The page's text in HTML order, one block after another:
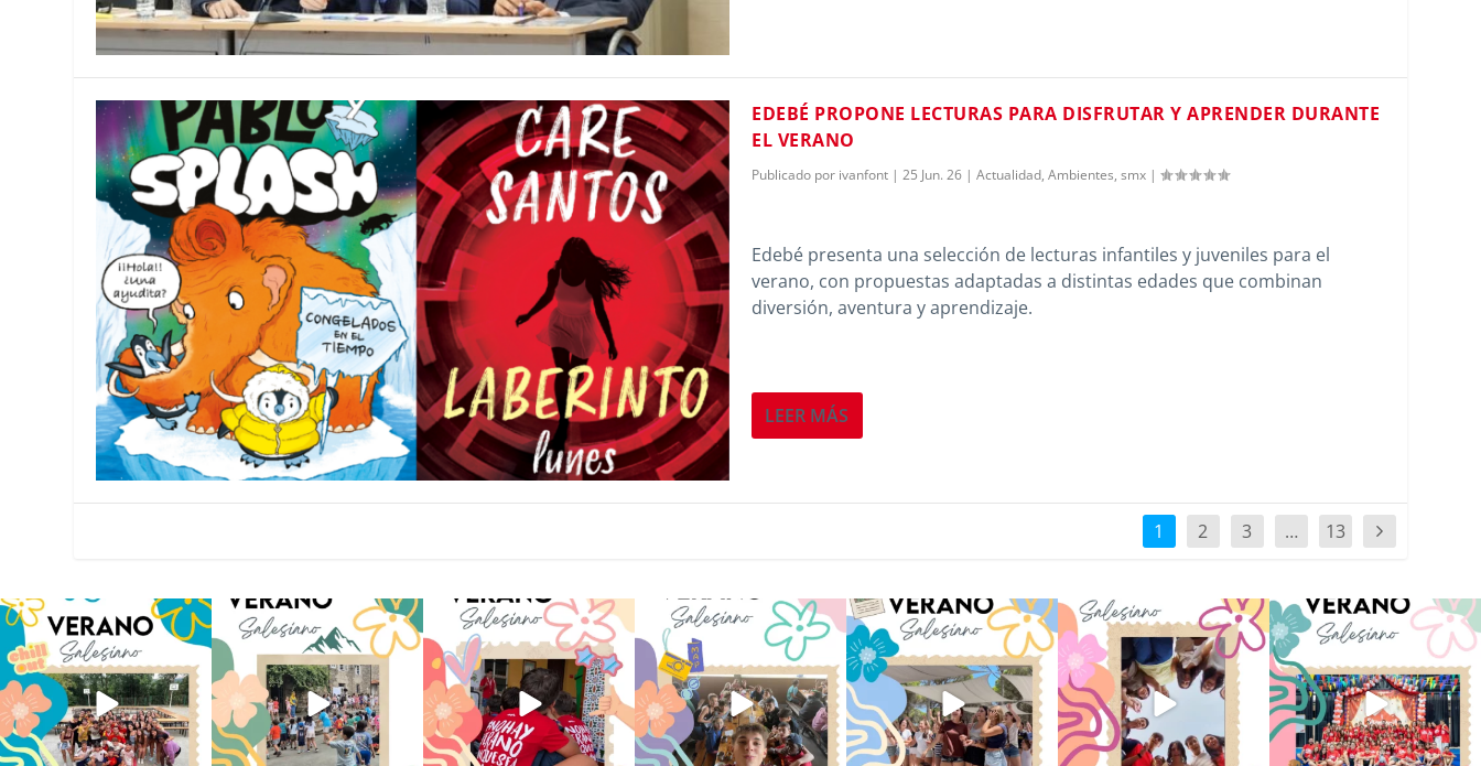
EDEBÉ PROPONE LECTURAS PARA DISFRUTAR Y APRENDER DURANTE
EL VERANO
Publicado por ivanfont | 25 Jun. 26 | Actualidad, Ambientes, smx |
Edebé presenta una selección de lecturas infantiles y juveniles para el
verano, con propuestas adaptadas a distintas edades que combinan
diversión, aventura y aprendizaje.
LEER MÁS
1 2 3 … 13
Los alumnos de 6º de Primaria, 1º
y 2º de la ESO...
146 2
La diversión y la alegría también
se han sentido
97 0
No hay verano sin que sea
Salesiano ❤️💫 en Luz 4...
196 0
viviendo la alegría en el
campamento Caravio...
93 2
Que bonito todo lo que han vivido
en el campamento...
253 2
Superestrella!! 🌟 La música
invade el Campamento ...
6 0
La Orotava ha disfrutado a lo
grande de su
66 1